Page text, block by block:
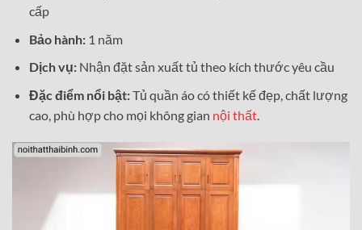
cấp
Bảo hành:1 năm
Dịch vụ:Nhận đặt sản xuất tủ theo kích thước yêu cầu
Đặc điểm nổi bật:Tủ quần áo có thiết kế đẹp, chất lượng
cao, phù hợp cho mọi không gian nội thất.